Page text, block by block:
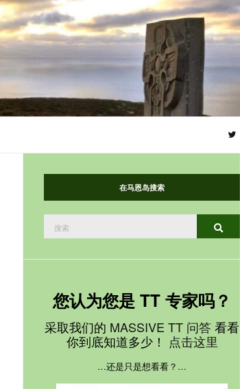
在马恩岛搜索
索：
搜索
您认为您是 TT 专家吗？
采取我们的 MASSIVE TT 问答 看看
你到底知道多少！ 点击这里
…还是只是想看看？…